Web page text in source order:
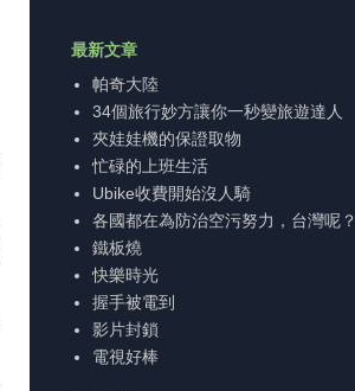
最新文章
帕奇大陸
34個旅行妙方讓你一秒變旅遊達人
夾娃娃機的保證取物
忙碌的上班生活
Ubike收費開始沒人騎
各國都在為防治空污努力，台灣呢？
鐵板燒
快樂時光
握手被電到
影片封鎖
電視好棒